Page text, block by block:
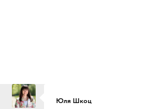
Юля Шкоц